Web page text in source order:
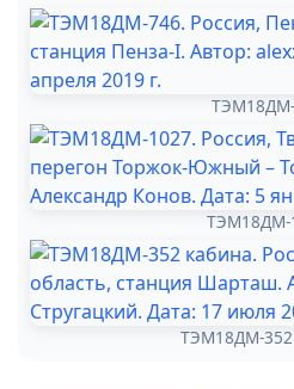
ТЭМ18ДМ-
ТЭМ18ДМ-352